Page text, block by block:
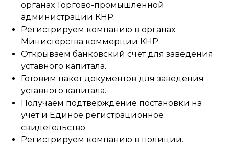
органах Торгово-промышленной
администрации КНР.
Регистрируем компанию в органах
Министерства коммерции КНР.
Открываем банковский счёт для заведения
уставного капитала.
Готовим пакет документов для заведения
уставного капитала.
Получаем подтверждение постановки на
учёт и Единое регистрационное
свидетельство.
Регистрируем компанию в полиции.